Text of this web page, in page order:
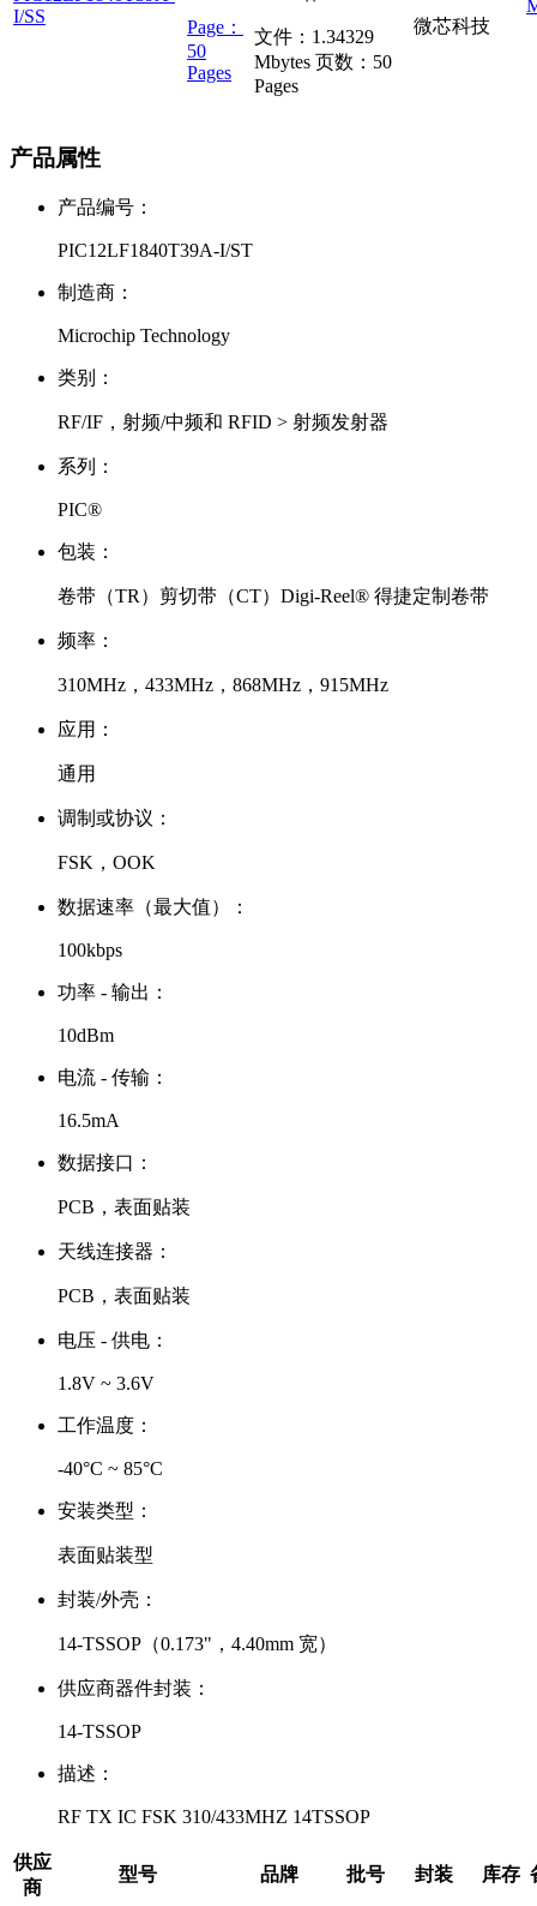
I/SS
Page：
50
Pages
文件： 1.34329
Mbytes 页数： 50
Pages
微芯科技
产品属性
产品编号：
PIC12LF1840T39A-I/ST
制造商：
Microchip Technology
类别：
RF/IF，射频/中频和 RFID > 射频发射器
系列：
PIC®
包装：
卷带（TR）剪切带（CT）Digi-Reel® 得捷定制卷带
频率：
310MHz，433MHz，868MHz，915MHz
应用：
通用
调制或协议：
FSK，OOK
数据速率（最大值）：
100kbps
功率 - 输出：
10dBm
电流 - 传输：
16.5mA
数据接口：
PCB，表面贴装
天线连接器：
PCB，表面贴装
电压 - 供电：
1.8V ~ 3.6V
工作温度：
-40°C ~ 85°C
安装类型：
表面贴装型
封装/外壳：
14-TSSOP（0.173"，4.40mm 宽）
供应商器件封装：
14-TSSOP
描述：
RF TX IC FSK 310/433MHZ 14TSSOP
供应
商
型号 品牌 批号 封装 库存